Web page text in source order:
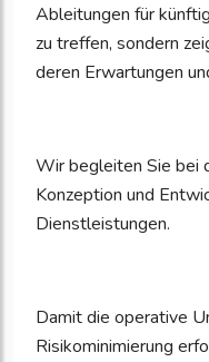
Ableitungen für
zu treffen, sondern
deren Erwartungen
Wir begleiten Sie bei
Konzeption und
Dienstleistungen.
Damit die operative
Risikominimierung